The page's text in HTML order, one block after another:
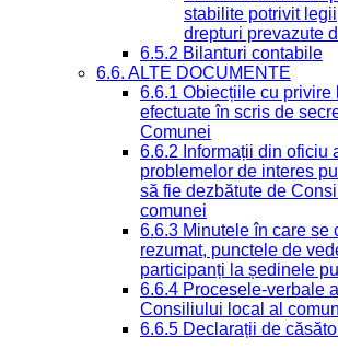
stabilite potrivit
drepturi prevazute
6.5.2 Bilanturi contabile
6.6. ALTE DOCUMENTE
6.6.1 Obiecțiile cu privire
efectuate în scris de
Comunei
6.6.2 Informații din oficiu
problemelor de interes
să fie dezbătute de
comunei
6.6.3 Minutele în care se
rezumat, punctele de
participanți la ședinele
6.6.4 Procesele-verbale
Consiliului local al
6.6.5 Declarații de